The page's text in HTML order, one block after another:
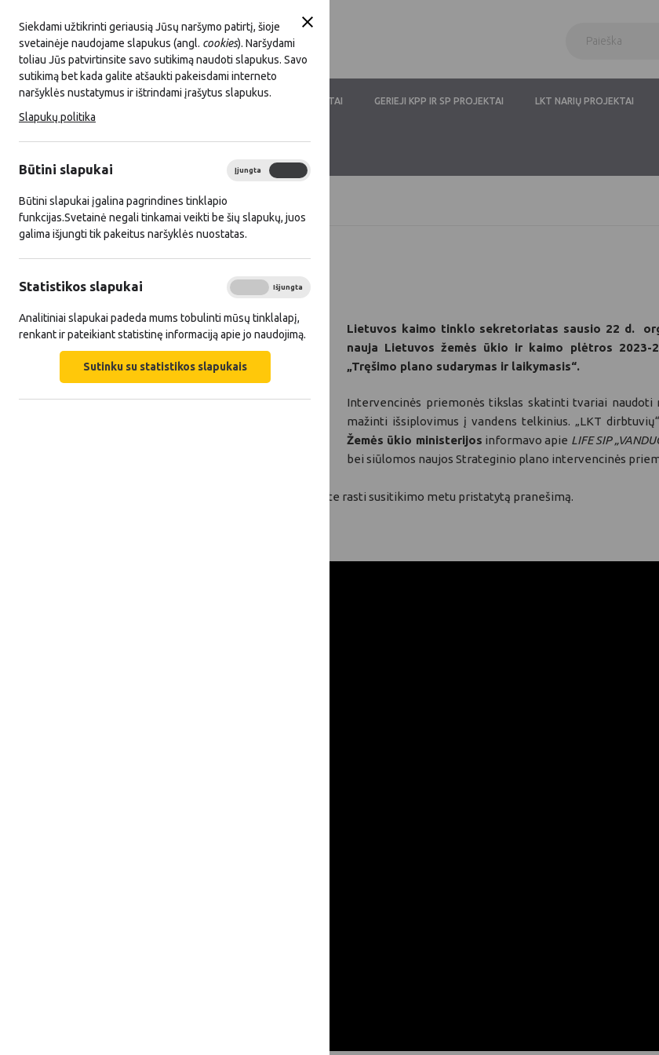
Siekdami užtikrinti geriausią Jūsų naršymo patirtį, šioje
svetainėje naudojame slapukus (angl. cookies). Naršydami
toliau Jūs patvirtinsite savo sutikimą naudoti slapukus. Savo
sutikimą bet kada galite atšaukti pakeisdami interneto
naršyklės nustatymus ir ištrindami įrašytus slapukus.
Slapukų politika
Būtini slapukai Įjungta
Būtini slapukai įgalina pagrindines tinklapio
funkcijas.Svetainė negali tinkamai veikti be šių slapukų, juos
galima išjungti tik pakeitus naršyklės nuostatas.
Statistikos slapukai Išjungta
Analitiniai slapukai padeda mums tobulinti mūsų tinklalapį,
renkant ir pateikiant statistinę informaciją apie jo naudojimą.
Sutinku su statistikos slapukais
LKT VEIKLA LKT NARYSTĖ DOKUMENTAI GERIEJI KPP IR SP PROJEKTAI LKT NARIŲ PROJEKTAI
Titulinis Naujienos
Visos naujienos
2026 01 15
Lietuvos kaimo tinklo sekretoriatas sausio 22 d.
nauja Lietuvos žemės ūkio ir kaimo plėtros 2023-
„Tręšimo plano sudarymas ir laikymasis“.
Intervencinės priemonės tikslas skatinti tvariai
mažinti išsiplovimus į vandens telkinius. „LKT
Žemės ūkio ministerijos informavo apie LIFE SIP
bei siūlomos naujos Strateginio plano intervencinės
Žemiau esančioje skiltyje „Dokumentai“ galite rasti susitikimo metu pristatytą pranešimą.